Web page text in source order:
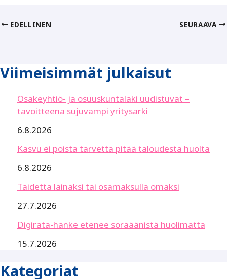
EDELLINEN SEURAAVA
Viimeisimmät julkaisut
Osakeyhtiö- ja osuuskuntalaki uudistuvat –
tavoitteena sujuvampi yritysarki
6.8.2026
Kasvu ei poista tarvetta pitää taloudesta huolta
6.8.2026
Taidetta lainaksi tai osamaksulla omaksi
27.7.2026
Digirata-hanke etenee soraäänistä huolimatta
15.7.2026
Kategoriat